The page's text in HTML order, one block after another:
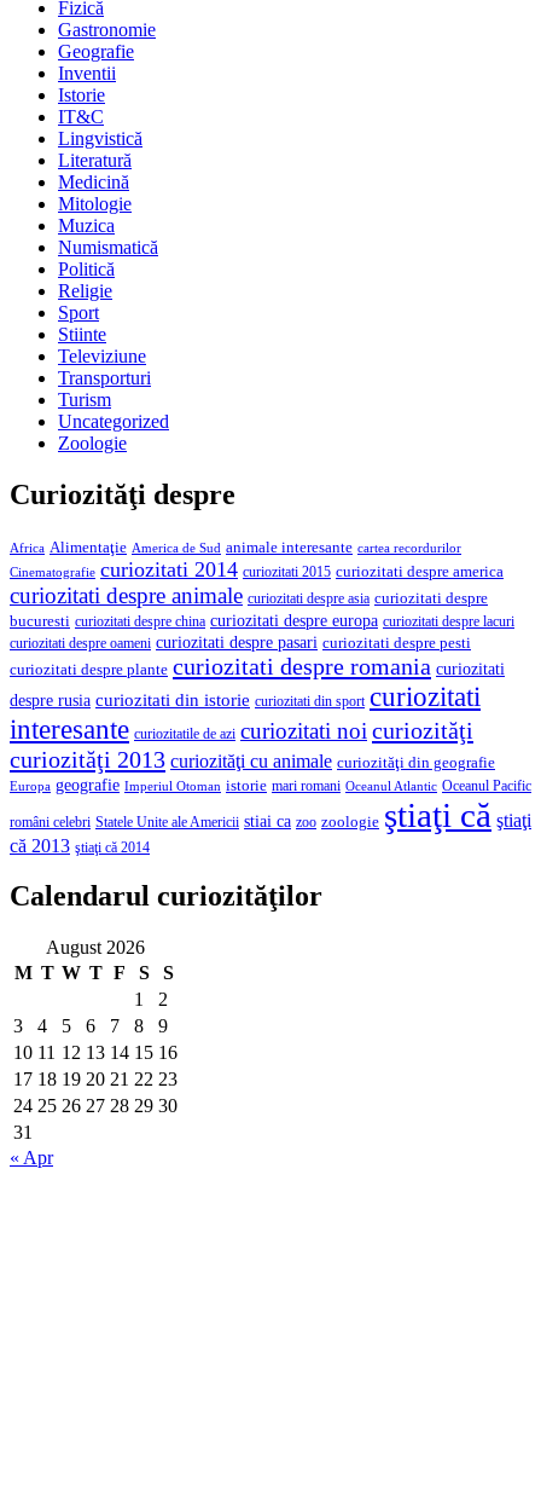
Fizică
Gastronomie
Geografie
Inventii
Istorie
IT&C
Lingvistică
Literatură
Medicină
Mitologie
Muzica
Numismatică
Politică
Religie
Sport
Stiinte
Televiziune
Transporturi
Turism
Uncategorized
Zoologie
Curiozităţi despre
Africa Alimentaţie America de Sud animale interesante cartea recordurilor
Cinematografie curiozitati 2014 curiozitati 2015 curiozitati despre america
curiozitati despre animale curiozitati despre asia curiozitati despre
bucuresti curiozitati despre china curiozitati despre europa curiozitati despre lacuri
curiozitati despre oameni curiozitati despre pasari curiozitati despre pesti
curiozitati despre plante curiozitati despre romania curiozitati
despre rusia curiozitati din istorie curiozitati din sport curiozitati
interesante curiozitatile de azi curiozitati noi curiozităţi
curiozităţi 2013 curiozităţi cu animale curiozităţi din geografie
Europa geografie Imperiul Otoman istorie mari romani Oceanul Atlantic Oceanul Pacific
români celebri Statele Unite ale Americii stiai ca zoo zoologie ştiaţi că ştiaţi
că 2013 ştiaţi că 2014
Calendarul curiozităţilor
August 2026
M T W T F S
S
1
2
3
4 5 6 7 8
9
10 11 12 13 14 15 16
17 18 19 20 21 22 23
24 25 26 27 28 29 30
31
« Apr